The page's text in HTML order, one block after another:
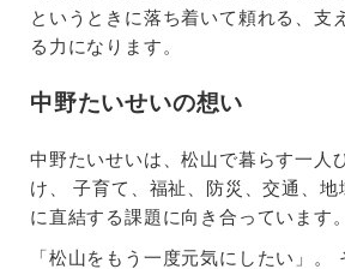
というときに落ち着いて頼れる、支
る力になります。
中野たいせいの想い
中野たいせいは、松山で暮らす一人
け、 子育て、福祉、防災、交通、地
に直結する課題に向き合っています。
「松山をもう一度元気にしたい」。